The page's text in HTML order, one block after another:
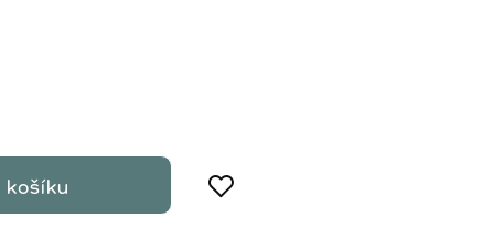
košíku